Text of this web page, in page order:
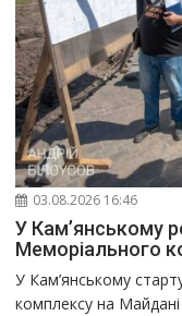
03.08.2026 16:46
У Кам’янському
Меморіального
У Кам’янському
комплексу на